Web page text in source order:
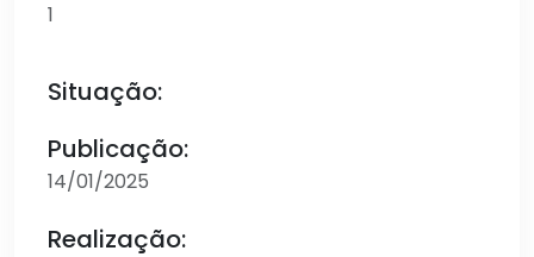
1
Situação:
Publicação:
14/01/2025
Realização: